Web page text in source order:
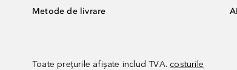
Metode de livrare
Toate prețurile afișate includ TVA. costurile